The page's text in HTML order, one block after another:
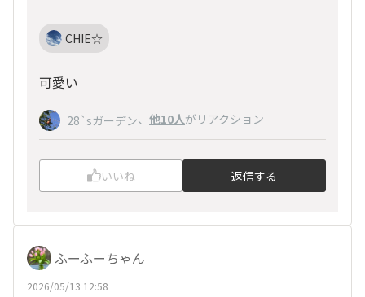
CHIE☆
可愛い
28`sガーデン、 他10人がリアクション
いいね 返信する
ふーふーちゃん
2026/05/13 12:58